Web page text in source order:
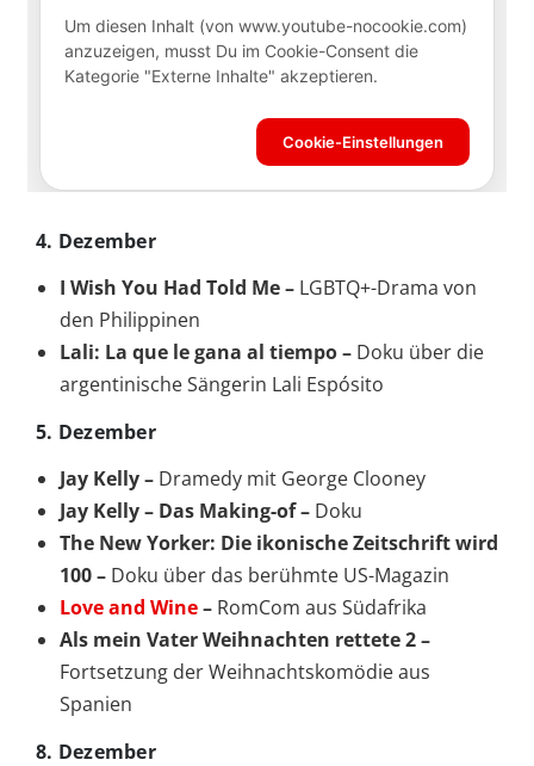
4. Dezember
I Wish You Had Told Me – LGBTQ+-Drama von
den Philippinen
Lali: La que le gana al tiempo – Doku über die
argentinische Sängerin Lali Espósito
5. Dezember
Jay Kelly – Dramedy mit George Clooney
Jay Kelly – Das Making-of – Doku
The New Yorker: Die ikonische Zeitschrift wird
100 – Doku über das berühmte US-Magazin
Love and Wine– RomCom aus Südafrika
Als mein Vater Weihnachten rettete 2 –
Fortsetzung der Weihnachtskomödie aus
Spanien
8. Dezember